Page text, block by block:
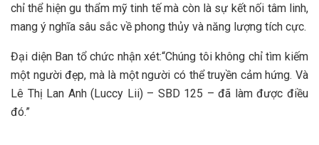
chỉ thể hiện gu thẩm mỹ tinh tế mà còn là sự kết nối tâm linh,
mang ý nghĩa sâu sắc về phong thủy và năng lượng tích cực.
Đại diện Ban tổ chức nhận xét:“Chúng tôi không chỉ tìm kiếm
một người đẹp, mà là một người có thể truyền cảm hứng. Và
Lê Thị Lan Anh (Luccy Lii) – SBD 125 – đã làm được điều
đó.”